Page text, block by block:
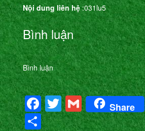
Nội dung liên hệ:031lu5
Bình luận
Bình luận
Facebook
Twitter
Gmail
Share
Share